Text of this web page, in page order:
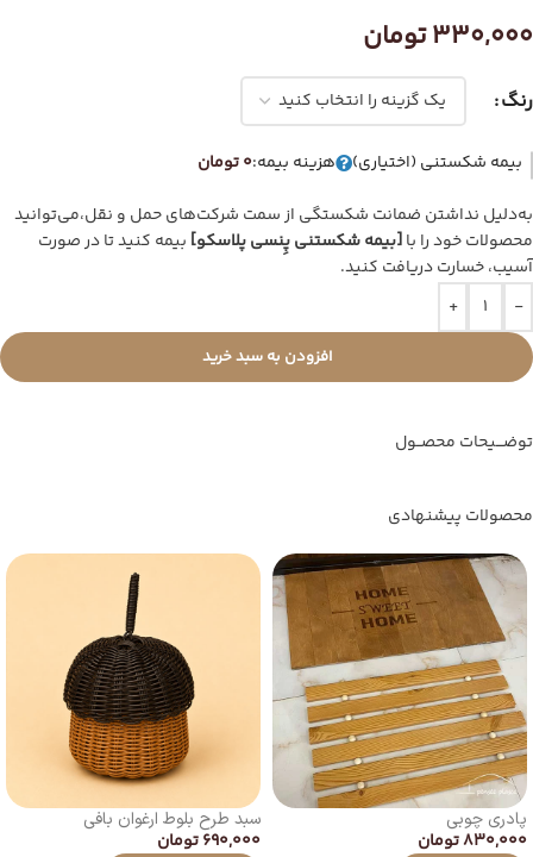
330,000تومان
رنگ
به‌دلیل نداشتن ضمانت شکستگی از سمت شرکت‌های حمل و نقل،می‌توانید
محصولات خود را با[بیمه شکستنی پِنسی پلاسکو] بیمه کنید تا در صورت
آسیب، خسارت دریافت کنید.
بیمه شکستنی (اختیاری) هزینه بیمه:0 تومان
-
+
افزودن به سبد خرید
توضـــیحات محصــول
محصولات پیشنهادی
پادری چوبی
830,000تومان
سبد طرح بلوط ارغوان بافی
690,000تومان